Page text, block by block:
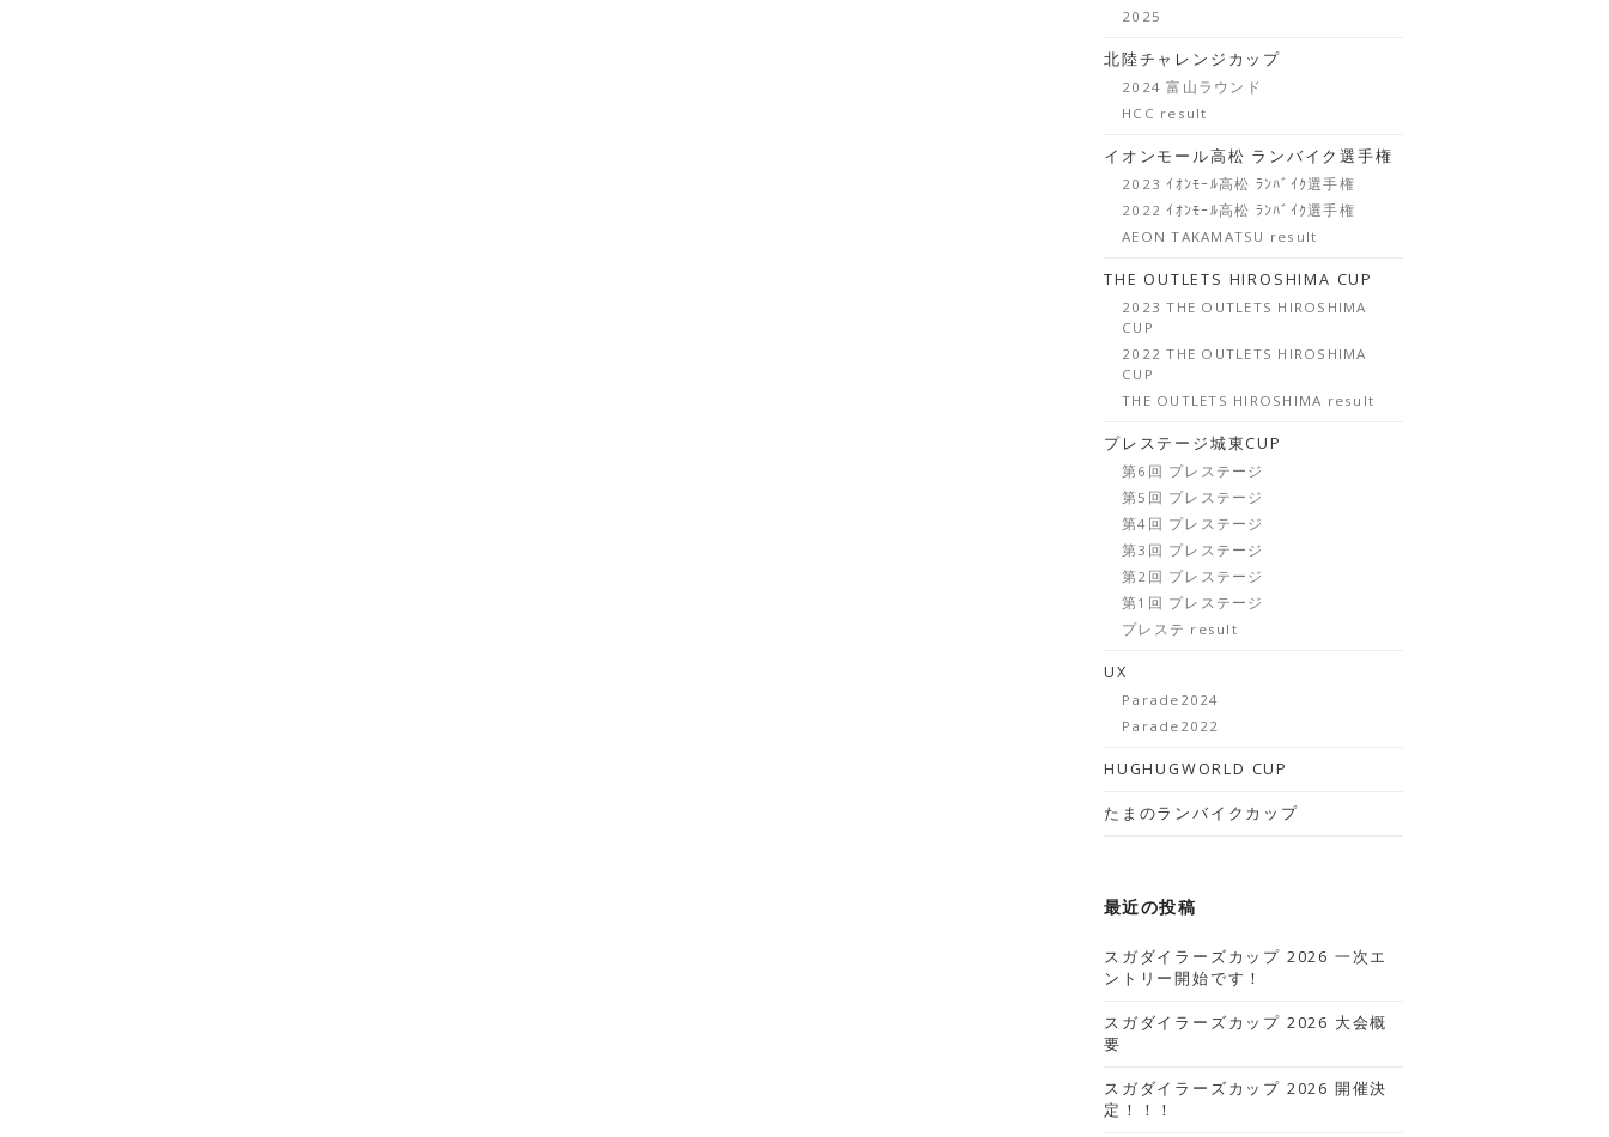
2025
北陸チャレンジカップ
2024 富山ラウンド
HCC result
イオンモール高松 ランバイク選手権
2023 ｲｵﾝﾓｰﾙ高松 ﾗﾝﾊﾞｲｸ選手権
2022 ｲｵﾝﾓｰﾙ高松 ﾗﾝﾊﾞｲｸ選手権
AEON TAKAMATSU result
THE OUTLETS HIROSHIMA CUP
2023 THE OUTLETS HIROSHIMA
CUP
2022 THE OUTLETS HIROSHIMA
CUP
THE OUTLETS HIROSHIMA result
プレステージ城東CUP
第6回 プレステージ
第5回 プレステージ
第4回 プレステージ
第3回 プレステージ
第2回 プレステージ
第1回 プレステージ
プレステ result
UX
Parade2024
Parade2022
HUGHUGWORLD CUP
たまのランバイクカップ
最近の投稿
スガダイラーズカップ 2026 一次エ
ントリー開始です！
スガダイラーズカップ 2026 大会概
要
スガダイラーズカップ 2026 開催決
定！！！